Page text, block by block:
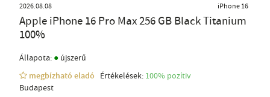
2026.08.08 iPhone 16
Apple iPhone 16 Pro Max 256 GB Black Titanium
100%
Állapota: ● újszerű
megbízható eladó
Értékelések: 100% pozítiv
Budapest